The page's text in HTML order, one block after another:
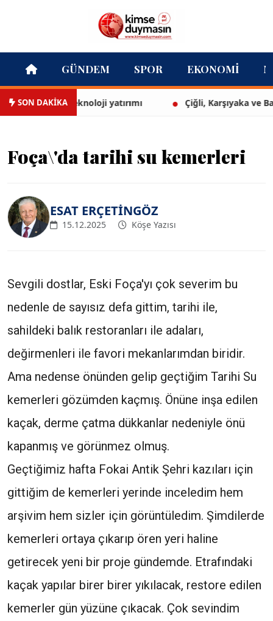
GÜNDEM SPOR EKONOMI
SON DAKİKA
Euro’luk teknoloji yatırımı Çiğli, Karşıyaka ve
Foça\'da tarihi su kemerleri
ESAT ERÇETİNGÖZ
15.12.2025 Köşe Yazısı
Sevgili dostlar, Eski Foça'yı çok severim bu
nedenle de sayısız defa gittim, tarihi ile,
sahildeki balık restoranları ile adaları,
değirmenleri ile favori mekanlarımdan biridir.
Ama nedense önünden gelip geçtiğim Tarihi Su
kemerleri gözümden kaçmış. Önüne inşa edilen
kaçak, derme çatma dükkanlar nedeniyle önü
kapanmış ve görünmez olmuş.
Geçtiğimiz hafta Fokai Antik Şehri kazıları için
gittiğim de kemerleri yerinde inceledim hem
arşivim hem sizler için görüntüledim. Şimdilerde
kemerleri ortaya çıkarıp ören yeri haline
getirecek yeni bir proje gündemde. Etrafındaki
kaçak yapılar birer birer yıkılacak, restore edilen
kemerler gün yüzüne çıkacak. Çok sevindim